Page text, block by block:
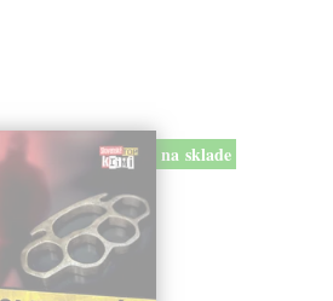
na sklade